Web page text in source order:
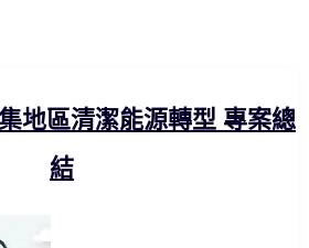
地區清潔能源轉型 專案總
結